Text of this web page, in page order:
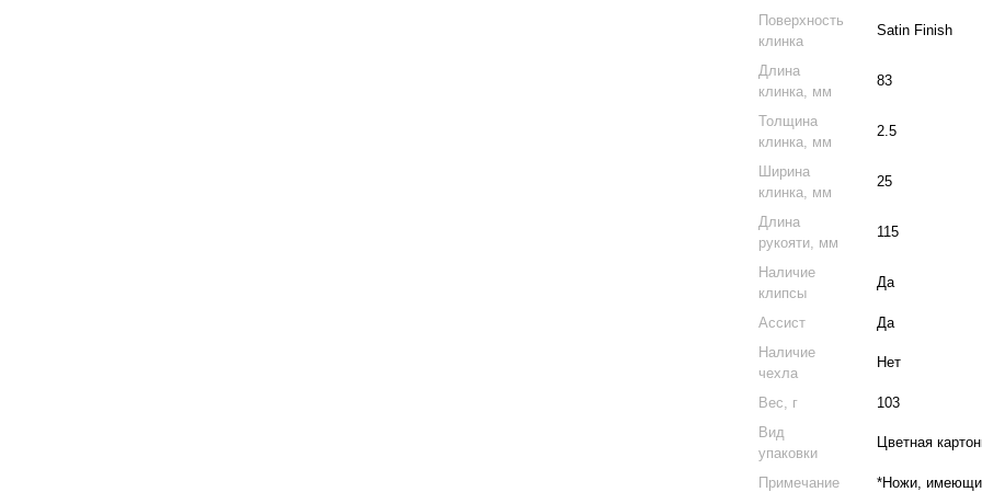
Поверхность
клинка
Satin Finish
Длина
клинка, мм
83
Толщина
клинка, мм
2.5
Ширина
клинка, мм
25
Длина
рукояти, мм
115
Наличие
клипсы
Да
Ассист
Да
Наличие
чехла
Нет
Вес, г
103
Вид
упаковки
Цветная
Примечание
*Ножи,